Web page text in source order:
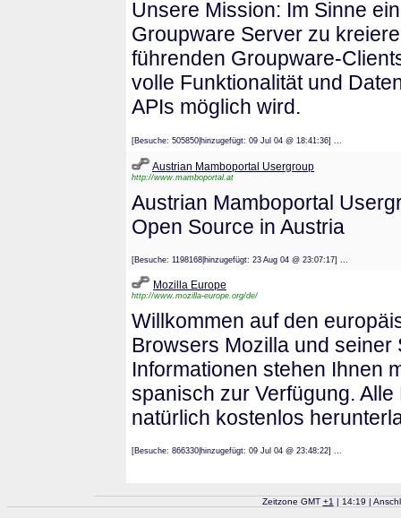
Unsere Mission: Im Sinne
Groupware Server zu
führenden Groupware-
volle Funktionalität und
APIs möglich wird.
[Besuche: 505850|hinzugefügt: 09 Jul 04 @ 18:41:36] ...
Austrian Mamboportal Usergroup
http://www.mamboportal.at
Austrian Mamboportal
Open Source in Austria
[Besuche: 1198168|hinzugefügt: 23 Aug 04 @ 23:07:17] ...
Mozilla Europe
http://www.mozilla-europe.org/de/
Willkommen auf den
Browsers Mozilla und
Informationen stehen Ihnen
spanisch zur Verfügung.
natürlich kostenlos
[Besuche: 866330|hinzugefügt: 09 Jul 04 @ 23:48:22] ...
Zeitzone GMT +1 | 14:19 |